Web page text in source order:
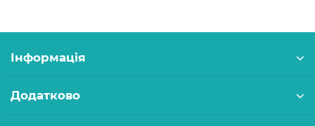
Інформація
Додатково